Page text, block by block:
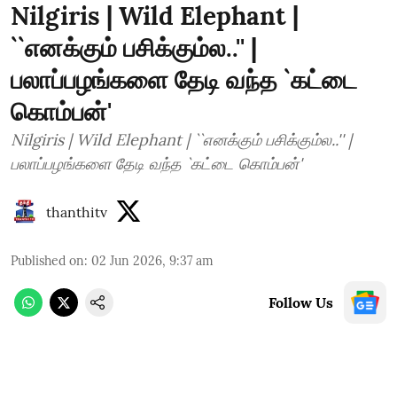
Nilgiris | Wild Elephant |
``எனக்கும் பசிக்கும்ல..'' |
பலாப்பழங்களை தேடி வந்த `கட்டை
கொம்பன்'
Nilgiris | Wild Elephant | ``எனக்கும் பசிக்கும்ல..'' |
பலாப்பழங்களை தேடி வந்த `கட்டை கொம்பன்'
thanthitv
Published on: 02 Jun 2026, 9:37 am
Follow Us